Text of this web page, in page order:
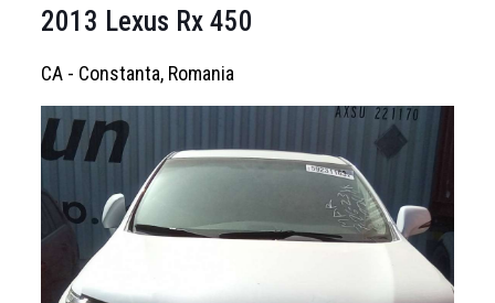
2013 Lexus Rx 450
CA - Constanta, Romania